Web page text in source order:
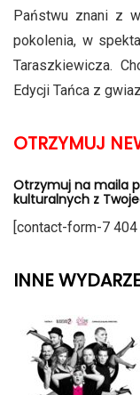
Państwu znani z
pokolenia, w
Taraszkiewicza.
Edycji Tańca z
OTRZYMUJ
Otrzymuj na maila
kulturalnych z
[contact-form-7
INNE